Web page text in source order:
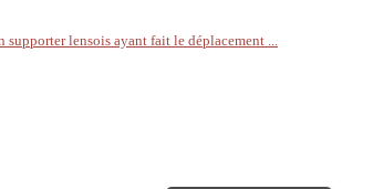
lensois ayant fait le déplacement ...